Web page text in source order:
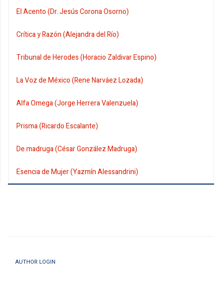
El Acento (Dr. Jesús Corona Osorno)
Crítica y Razón (Alejandra del Río)
Tribunal de Herodes (Horacio Zaldivar Espino)
La Voz de México (Rene Narváez Lozada)
Alfa Omega (Jorge Herrera Valenzuela)
Prisma (Ricardo Escalante)
De madruga (César González Madruga)
Esencia de Mujer (Yazmín Alessandrini)
AUTHOR LOGIN